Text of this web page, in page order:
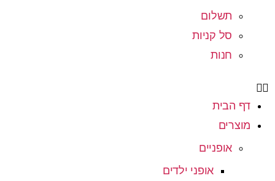
תשלום
סל קניות
חנות
דף הבית
מוצרים
אופניים
אופני ילדים